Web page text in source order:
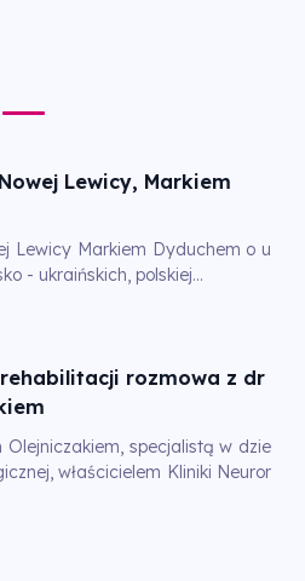
Lewicy, Markiem
Lewicy Markiem Dyduchem o u
- ukraińskich, polskiej...
rozmowa z dr
specjalistą w dzie
właścicielem Kliniki Neuror